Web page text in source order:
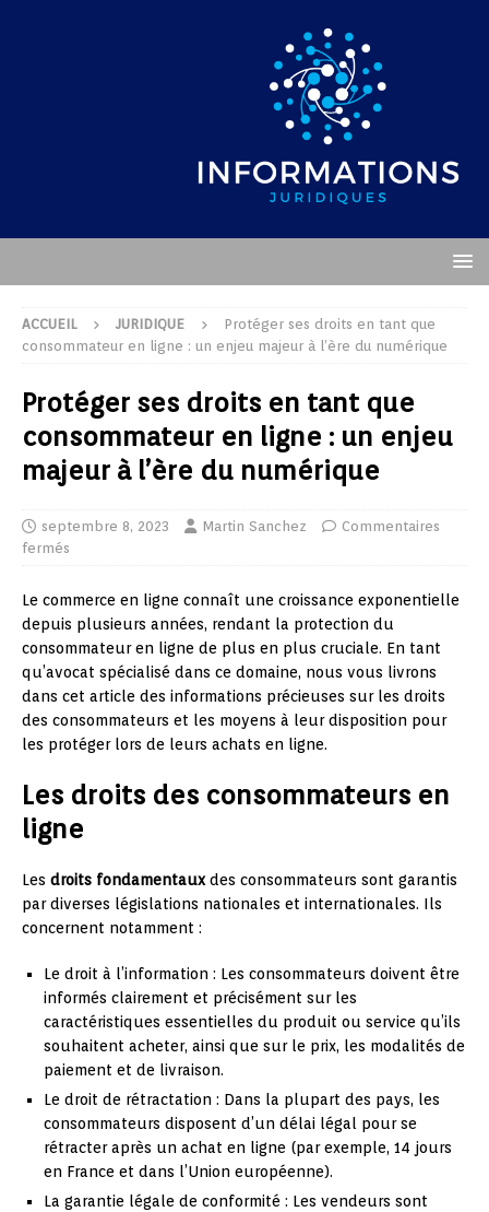
ACCUEIL JURIDIQUE
Protéger ses droits en tant que
consommateur en ligne : un enjeu majeur à l’ère du numérique
Protéger ses droits en tant que
consommateur en ligne : un enjeu
majeur à l’ère du numérique
septembre 8, 2023 Martin Sanchez
Commentaires
fermés
Le commerce en ligne connaît une croissance exponentielle
depuis plusieurs années, rendant la protection du
consommateur en ligne de plus en plus cruciale. En tant
qu’avocat spécialisé dans ce domaine, nous vous livrons
dans cet article des informations précieuses sur les droits
des consommateurs et les moyens à leur disposition pour
les protéger lors de leurs achats en ligne.
Les droits des consommateurs en
ligne
Les droits fondamentauxdes consommateurs sont garantis
par diverses législations nationales et internationales. Ils
concernent notamment :
Le droit à l’information : Les consommateurs doivent être
informés clairement et précisément sur les
caractéristiques essentielles du produit ou service qu’ils
souhaitent acheter, ainsi que sur le prix, les modalités de
paiement et de livraison.
Le droit de rétractation : Dans la plupart des pays, les
consommateurs disposent d’un délai légal pour se
rétracter après un achat en ligne (par exemple, 14 jours
en France et dans l’Union européenne).
La garantie légale de conformité : Les vendeurs sont